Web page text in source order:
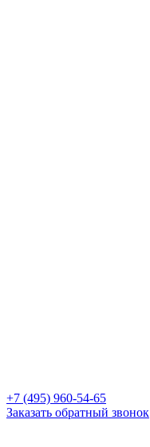
+7 (495) 960-54-65
Заказать обратный звонок